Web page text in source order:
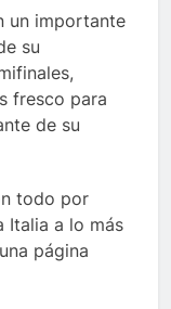
un importante
su
fresco para
de su
todo por
Italia a lo más
página